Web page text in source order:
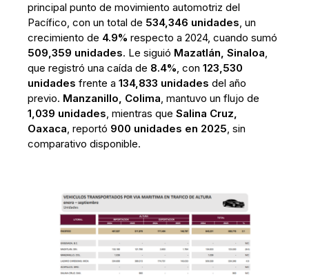
principal punto de movimiento automotriz del
Pacífico, con un total de 534,346 unidades, un
crecimiento de 4.9% respecto a 2024, cuando sumó
509,359 unidades. Le siguió Mazatlán, Sinaloa,
que registró una caída de 8.4%, con123,530
unidades frente a134,833 unidades del año
previo. Manzanillo, Colima, mantuvo un flujo de
1,039 unidades, mientras queSalina Cruz,
Oaxaca, reportó 900 unidades en 2025, sin
comparativo disponible.